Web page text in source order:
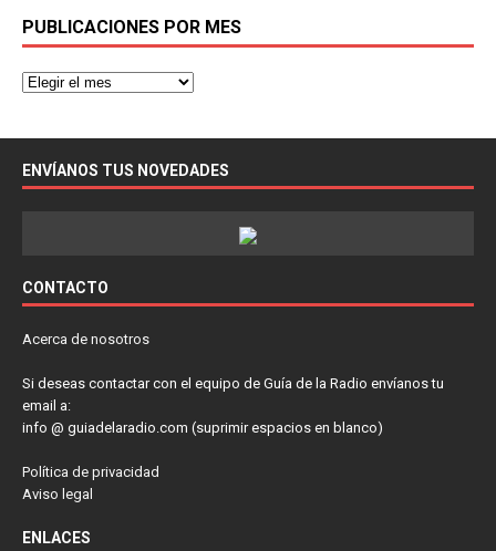
PUBLICACIONES POR MES
ENVÍANOS TUS NOVEDADES
CONTACTO
Acerca de nosotros
Si deseas contactar con el equipo de Guía de la Radio envíanos tu
email a:
info @ guiadelaradio.com (suprimir espacios en blanco)
Política de privacidad
Aviso legal
ENLACES